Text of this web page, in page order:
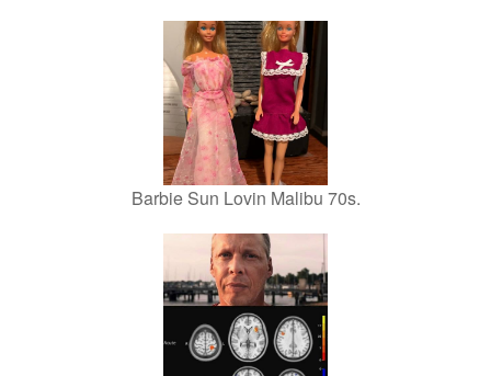
Barbie Sun Lovin Malibu 70s.